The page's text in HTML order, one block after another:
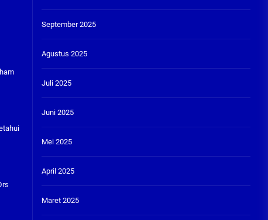
September 2025
Agustus 2025
Juli 2025
Juni 2025
Mei 2025
April 2025
Maret 2025